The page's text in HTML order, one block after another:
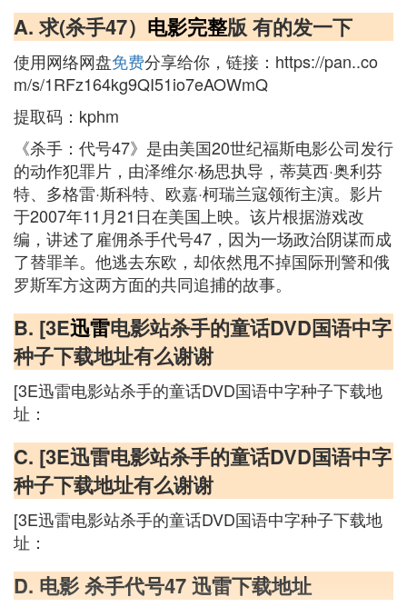
A. 求(杀手47） 电影完整版 有的发一下
使用网络网盘免费分享给你，链接：https://pan..co
m/s/1RFz164kg9QI51io7eAOWmQ
提取码：kphm
《杀手：代号47》是由美国20世纪福斯电影公司发行
的动作犯罪片，由泽维尔·杨思执导，蒂莫西·奥利芬
特、多格雷·斯科特、欧嘉·柯瑞兰寇领衔主演。影片
于2007年11月21日在美国上映。该片根据游戏改
编，讲述了雇佣杀手代号47，因为一场政治阴谋而成
了替罪羊。他逃去东欧，却依然甩不掉国际刑警和俄
罗斯军方这两方面的共同追捕的故事。
B. [3E迅雷电影站杀手的童话DVD国语中字
种子下载地址有么谢谢
[3E迅雷电影站杀手的童话DVD国语中字种子下载地
址：
C. [3E迅雷电影站杀手的童话DVD国语中字
种子下载地址有么谢谢
[3E迅雷电影站杀手的童话DVD国语中字种子下载地
址：
D. 电影 杀手代号47 迅雷下载地址